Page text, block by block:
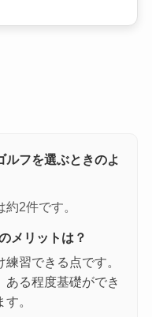
ルフを選ぶときのよ
2件です。
メリットは？
習できる点です。
ある程度基礎ができ
。